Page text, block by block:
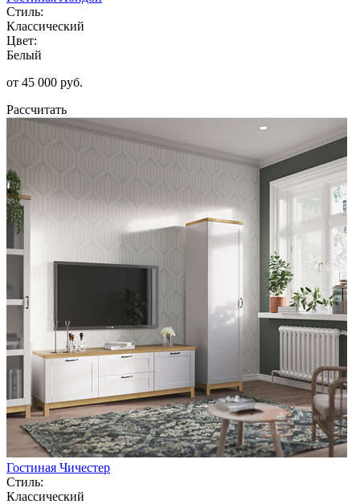
Стиль:
Классический
Цвет:
Белый
от 45 000 руб.
Рассчитать
Гостиная Чичестер
Стиль:
Классический